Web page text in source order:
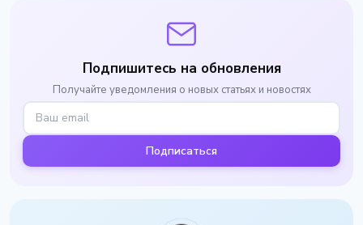
Подпишитесь на обновления
Получайте уведомления о новых статьях и новостях
Подписаться